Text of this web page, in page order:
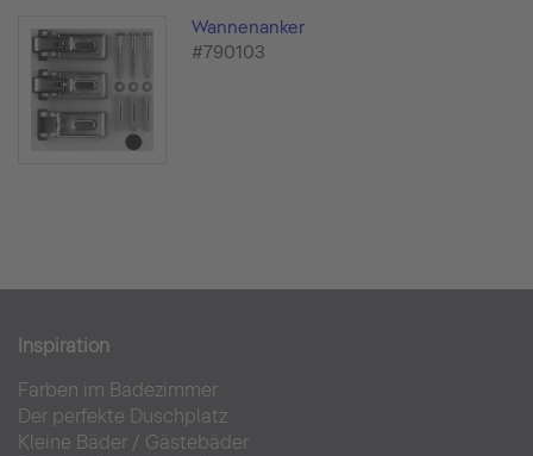
Wannenanker
#790103
Inspiration
Farben im Badezimmer
Der perfekte Duschplatz
Kleine Bäder / Gästebäder